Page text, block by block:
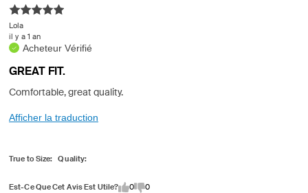
GREAT FIT.
il y a 1 an
Lola
Acheteur Vérifié
Comfortable, great quality.
Afficher la traduction
True to Size Quality
Est-Ce Que Cet Avis Est Utile? 0 0